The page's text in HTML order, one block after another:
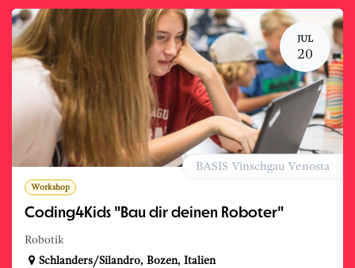
JUL
20
Workshop
Coding4Kids "Bau dir deinen Roboter"
Robotik
BASIS Vinschgau Venosta
Schlanders/Silandro, Bozen, Italien